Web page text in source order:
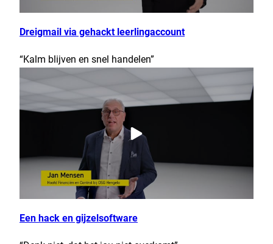
Dreigmail via gehackt leerlingaccount
“Kalm blijven en snel handelen”
Een hack en gijzelsoftware